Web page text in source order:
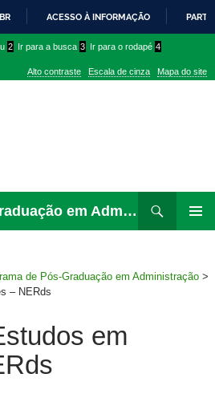
PARA
CONTEÚDO
ACESSO À INFORMAÇÃO
2 Ir para a busca 3 Ir para o rodapé 4
Alto contraste Escala de cinza Mapa do site
Programa de Pós-Graduação em Administração
para
de Pós-Graduação em Administração >
– NERds
em